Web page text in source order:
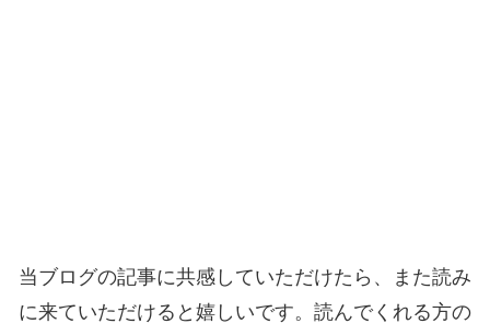
当ブログの記事に共感していただけたら、また読み
に来ていただけると嬉しいです。読んでくれる方の